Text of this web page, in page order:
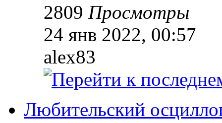
2809 Просмотры
24 янв 2022, 00:57
alex83
Любительский